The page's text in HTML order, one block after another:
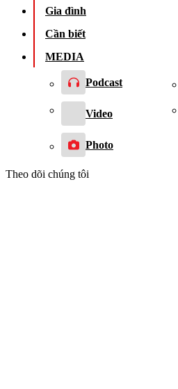
Gia đình
Cần biết
MEDIA
Podcast
Video
Photo
Theo dõi chúng tôi